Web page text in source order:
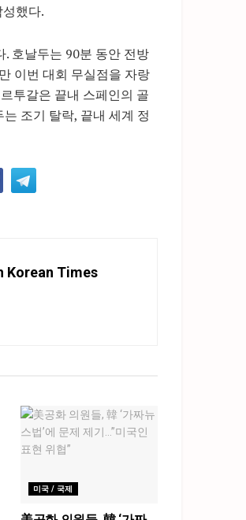
했다.
호날두는 90분 동안 전방
이번 대회 무실점을 자랑
투갈은 끝내 스페인의 골
조기 탈락, 끝내 세계 정
Korean Times
미국 / 국제